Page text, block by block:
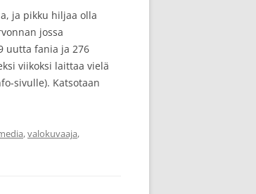
ja pikku hiljaa olla
jossa
uutta fania ja 276
viikoksi laittaa vielä
sivulle). Katsotaan
,valokuvaaja,